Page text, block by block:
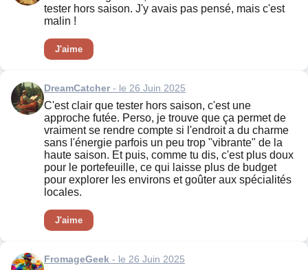
tester hors saison. J'y avais pas pensé, mais c'est
malin !
J'aime
DreamCatcher- le 26 Juin 2025
C'est clair que tester hors saison, c'est une
approche futée. Perso, je trouve que ça permet de
vraiment se rendre compte si l'endroit a du charme
sans l'énergie parfois un peu trop "vibrante" de la
haute saison. Et puis, comme tu dis, c'est plus doux
pour le portefeuille, ce qui laisse plus de budget
pour explorer les environs et goûter aux spécialités
locales.
J'aime
FromageGeek - le 26 Juin 2025